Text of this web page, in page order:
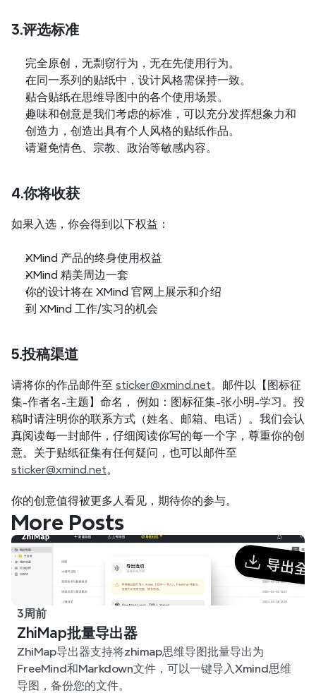
3.评选标准
完全原创，无剽窃行为，无在先使用行为。
在同一系列的贴纸中，设计风格需保持一致。
贴合贴纸在思维导图中的各个使用场景。
趣味和创意是我们考虑的标准，可以充分发挥想象力和
创造力，创造出具有个人风格的贴纸作品。
请避免情色、宗教、政治等敏感内容。
4.你将收获
如果入选，你会得到以下权益：
XMind 产品的终身使用权益
XMind 精美周边一套
你的设计将在 XMind 官网上展示和介绍
到 XMind 工作/实习的机会
5.投稿渠道
请将你的作品邮件至 sticker@xmind.net。邮件以【图标征
集-作者名-主题】命名， 例如：图标征集-张小明-学习。投
稿时请注明你的联系方式（姓名、邮箱、电话）。我们会认
真阅读每一封邮件，仔细阅读你写的每一个字，尊重你的创
sticker@xmind.net。
你的创意值得被更多人看见，期待你的参与。
More Posts
3周前
ZhiMap批量导出器
ZhiMap导出器支持将zhimap思维导图批量导出为
FreeMind和Markdown文件，可以一键导入Xmind思维
导图，备份您的文件。